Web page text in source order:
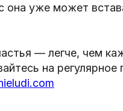
она уже может
— легче, чем
на регулярное